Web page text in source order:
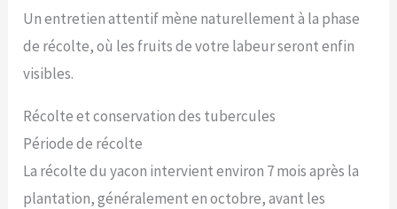
Un entretien attentif mène naturellement à la phase
de récolte, où les fruits de votre labeur seront enfin
visibles.
Récolte et conservation des tubercules
Période de récolte
La récolte du yacon intervient environ 7 mois après la
plantation, généralement en octobre, avant les